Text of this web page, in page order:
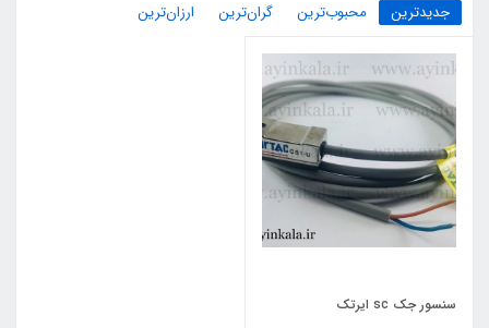
جدیدترین محبوب‌ترین گران‌ترین ارزان‌ترین
سنسور جک sc ایرتک